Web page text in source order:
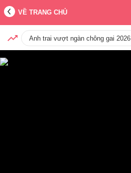
VỀ TRANG CHỦ
Anh trai vượt ngàn chông gai 2026